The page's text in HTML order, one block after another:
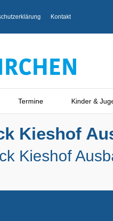
Kontakt
Termine Kinder &
Kieshof
Kieshof